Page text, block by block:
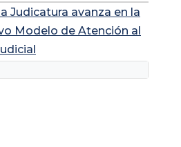
Judicatura avanza en la
Modelo de Atención al